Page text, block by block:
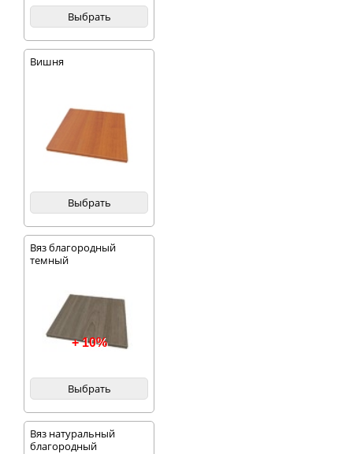
Выбрать
Вишня
Выбрать
Вяз благородный
темный
+ 10%
Выбрать
Вяз натуральный
благородный